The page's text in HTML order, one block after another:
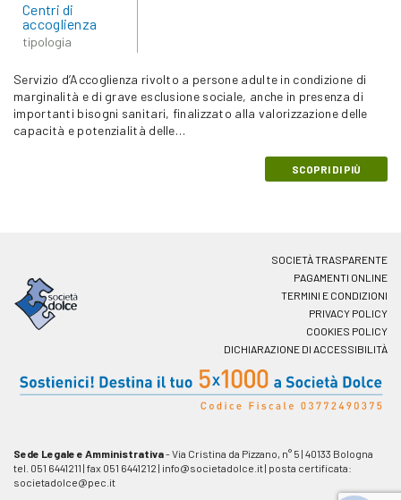
Centri di
accoglienza
tipologia
Servizio d’Accoglienza rivolto a persone adulte in condizione di
marginalità e di grave esclusione sociale, anche in presenza di
importanti bisogni sanitari, finalizzato alla valorizzazione delle
capacità e potenzialità delle…
SCOPRI DI PIÙ
SOCIETÀ TRASPARENTE
PAGAMENTI ONLINE
TERMINI E CONDIZIONI
PRIVACY POLICY
COOKIES POLICY
DICHIARAZIONE DI ACCESSIBILITÀ
Sede Legale e Amministrativa- Via Cristina da Pizzano, n° 5 | 40133 Bologna
tel. 051 6441211 | fax 051 6441212 | info@societadolce.it| posta certificata:
societadolce@pec.it